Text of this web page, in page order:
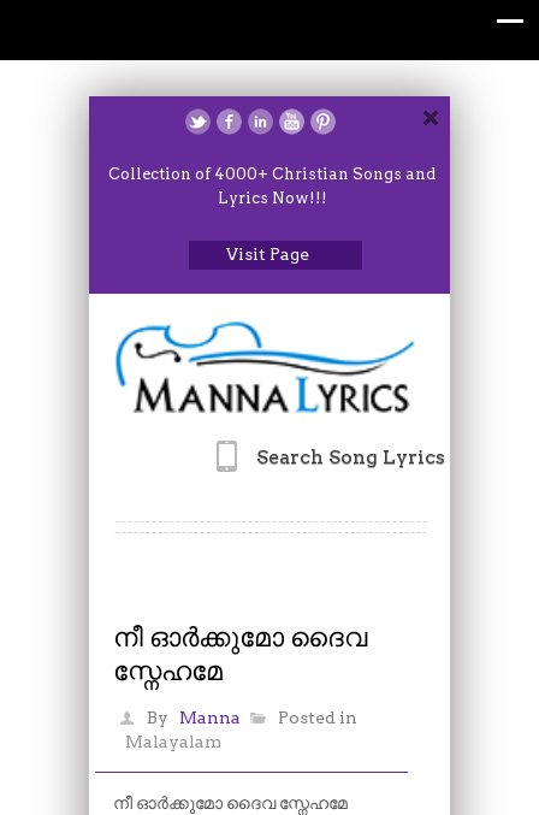
Collection of 4000+ Christian Songs and
Lyrics Now!!!
Visit Page
Search Song Lyrics
നീ ഓർക്കുമോ ദൈവ
സ്നേഹമേ
By Manna
Posted in
Malayalam
നീ ഓർക്കുമോ ദൈവ സ്നേഹമേ